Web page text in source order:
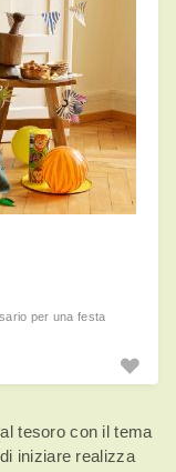
per una festa
tesoro con il tema
iniziare realizza